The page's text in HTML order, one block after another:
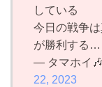
している
今日の戦争
が勝利する…
— タマホイ
22, 2023